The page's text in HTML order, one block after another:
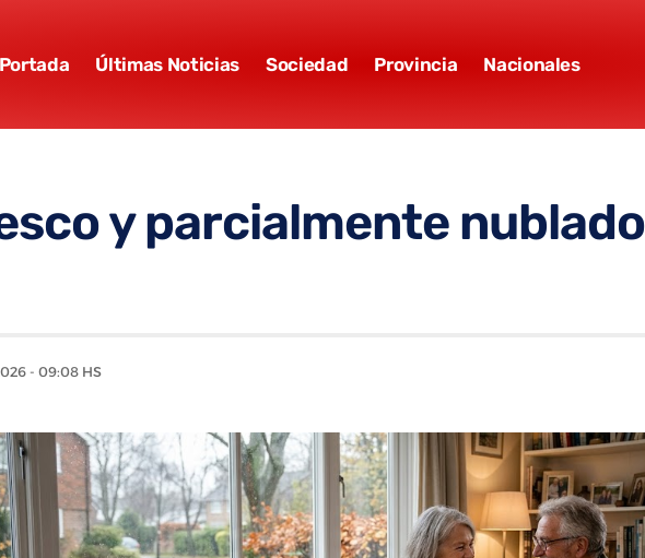
Portada Últimas Noticias Sociedad Provincia Nacionales
y parcialmente
- 09:08 HS